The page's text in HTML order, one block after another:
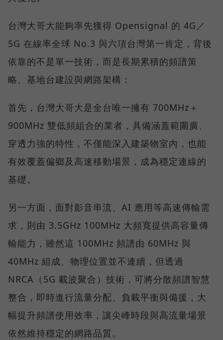
台灣大哥大能夠率先獲得 Opensignal 的 4G／
5G 在線率全球 No.3 與六項台灣第一肯定，背後
依靠的不是單一技術，而是長期累積的頻譜策
略、基地台建設與網路架構：
首先，台灣大哥大是全台唯一擁有 700MHz＋
900MHz 雙低頻組合的業者，具備涵蓋範圍廣、
穿透力強的特性，不僅能深入建築物室內，也能
有效覆蓋偏鄉及高速移動場景，成為穩定連線的
基礎。
另一方面，面對影音串流、AI 應用等高速傳輸需
求，則由 3.5GHz 100MHz 大頻寬提供高容量傳
輸能力，雖然這 100MHz 頻譜由 60MHz 與
40MHz 組成、物理位置並不連續，但透過
NRCA（5G 載波聚合）技術，可將分散頻譜智慧
整合，即時進行流量分配、負載平衡與備援，大
幅提升頻譜使用效率，讓尖峰時段與高流量場景
依然維持穩定的網路品質。